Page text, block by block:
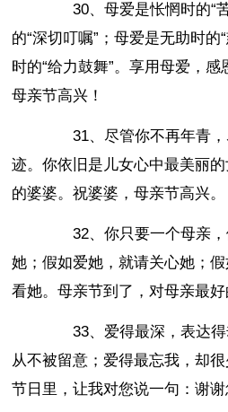
30、母爱是怅惘时的“苦
的“深切叮嘱”；母爱是无助时的
时的“给力鼓舞”。享用母爱，感
母亲节高兴！
31、尽管你不再年青，
迹。你依旧是儿女心中最美丽
的婆婆。祝婆婆，母亲节高兴。
32、你只要一个母亲，
她；假如爱她，就请关心她；
看她。母亲节到了，对母亲最好
33、爱得最深，表达得
从不被留意；爱得最忘我，却
节日里，让我对您说一句：谢